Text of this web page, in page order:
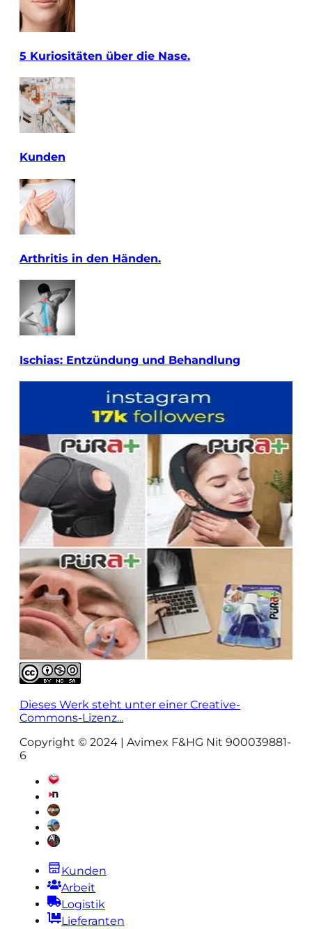
5 Kuriositäten über die Nase.
Kunden
Arthritis in den Händen.
Ischias: Entzündung und Behandlung
Dieses Werk steht unter einer Creative-
Commons-Lizenz...
Copyright © 2024 | Avimex F&HG Nit 900039881-
6
Kunden
Arbeit
Logistik
Lieferanten